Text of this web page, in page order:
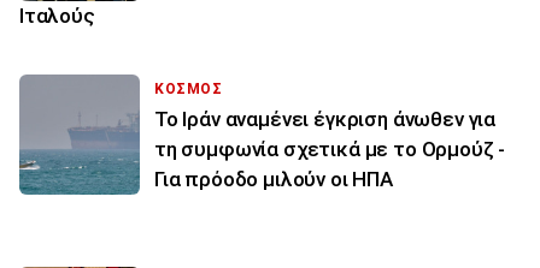
Ιταλούς
ΚΟΣΜΟΣ
Το Ιράν αναμένει έγκριση άνωθεν για
τη συμφωνία σχετικά με το Ορμούζ -
Για πρόοδο μιλούν οι ΗΠΑ